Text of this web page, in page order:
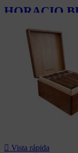
HORACIO
228,00 CHF
 Vista rápida